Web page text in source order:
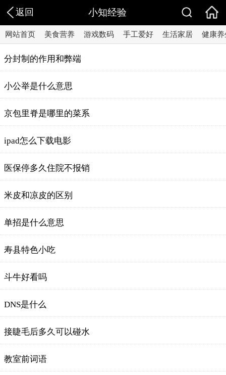
返回 小知经验
网站首页 美食营养 游戏数码 手工爱好 生活家居 健康养
分封制的作用和弊端
小公举是什么意思
京包里脊是哪里的菜系
ipad怎么下载电影
医保停多久住院不报销
米皮和凉皮的区别
单招是什么意思
寿县特色小吃
斗牛好看吗
DNS是什么
接睫毛后多久可以碰水
教室前词语